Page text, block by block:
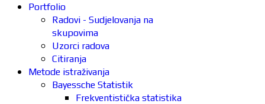
Portfolio
Radovi - Sudjelovanja na
skupovima
Uzorci radova
Citiranja
Metode istraživanja
Bayessche Statistik
Frekventistička statistika